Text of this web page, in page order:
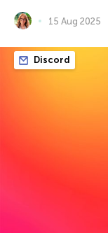
15 Aug 2025
Discord